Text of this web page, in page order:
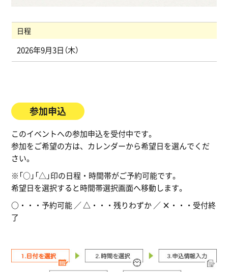
日程
2026年9月3日（木）
参加申込
このイベントへの参加申込を受付中です。
参加をご希望の方は、カレンダーから希望日を選んでくだ
さい。
※「○」「△」印の日程・時間帯がご予約可能です。
希望日を選択すると時間帯選択画面へ移動します。
○ ・・・予約可能 ／△ ・・・残りわずか ／ × ・・・受付終
了